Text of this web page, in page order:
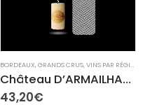
BORDEAUX,GRANDS CRUS,VINS PAR RÉGION
Château D’ARMAILHAC AOC Pauillac
43,20€